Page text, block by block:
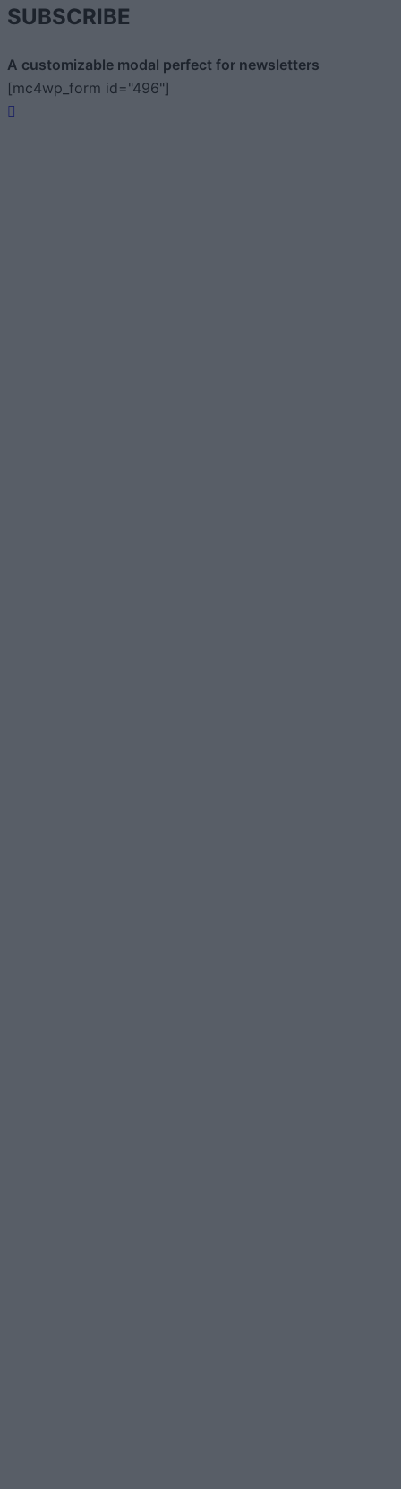
SUBSCRIBE
A customizable modal perfect for newsletters
[mc4wp_form id="496"]